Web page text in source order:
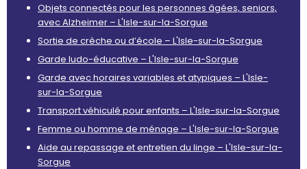
Objets connectés pour les personnes âgées, seniors,
avec Alzheimer – L'Isle-sur-la-Sorgue
Sortie de crèche ou d’école – L'Isle-sur-la-Sorgue
Garde ludo-éducative – L'Isle-sur-la-Sorgue
Garde avec horaires variables et atypiques – L'Isle-
sur-la-Sorgue
Transport véhiculé pour enfants – L'Isle-sur-la-Sorgue
Femme ou homme de ménage – L'Isle-sur-la-Sorgue
Aide au repassage et entretien du linge – L'Isle-sur-la-
Sorgue